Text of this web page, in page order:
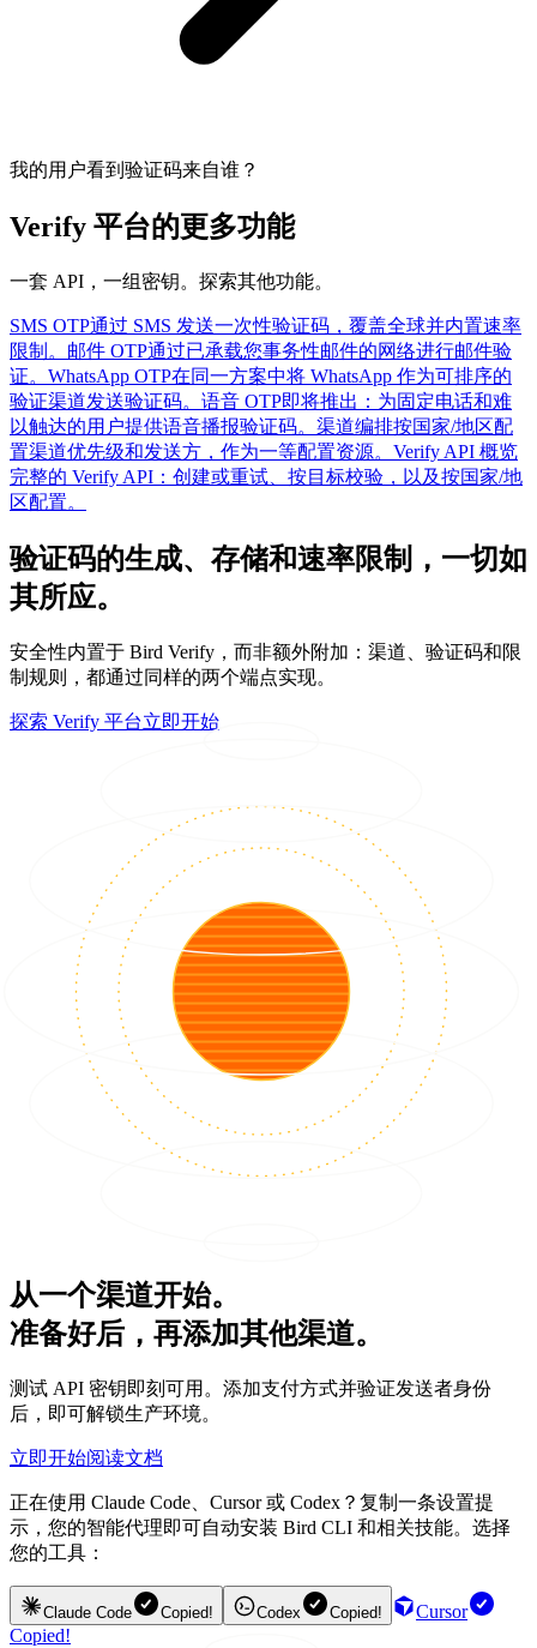
我的用户看到验证码来自谁？
Verify 平台的更多功能
一套 API，一组密钥。探索其他功能。
SMS OTP通过 SMS 发送一次性验证码，覆盖全球并内置速率
限制。 邮件 OTP通过已承载您事务性邮件的网络进行邮件验
证。 WhatsApp OTP在同一方案中将 WhatsApp 作为可排序的
验证渠道发送验证码。 语音 OTP即将推出：为固定电话和难
以触达的用户提供语音播报验证码。 渠道编排按国家/地区配
置渠道优先级和发送方，作为一等配置资源。 Verify API 概览
完整的 Verify API：创建或重试、按目标校验，以及按国家/地
区配置。
验证码的生成、存储和速率限制，一切如
其所应。
安全性内置于 Bird Verify，而非额外附加：渠道、验证码和限
制规则，都通过同样的两个端点实现。
探索 Verify 平台立即开始
从一个渠道开始。
准备好后，再添加其他渠道。
测试 API 密钥即刻可用。添加支付方式并验证发送者身份
后，即可解锁生产环境。
立即开始阅读文档
正在使用 Claude Code、Cursor 或 Codex？复制一条设置提
示，您的智能代理即可自动安装 Bird CLI 和相关技能。选择
您的工具：
Claude Code Copied! Codex Copied!
Cursor
Copied!